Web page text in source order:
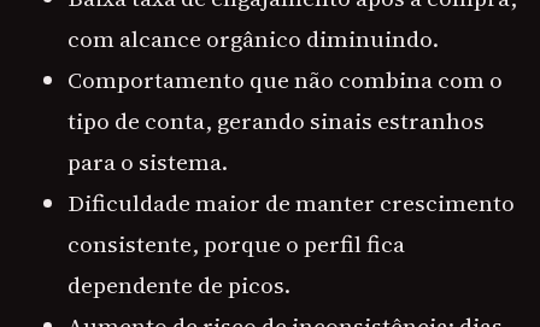
com alcance orgânico diminuindo.
Comportamento que não combina com o
tipo de conta, gerando sinais estranhos
para o sistema.
Dificuldade maior de manter crescimento
consistente, porque o perfil fica
dependente de picos.